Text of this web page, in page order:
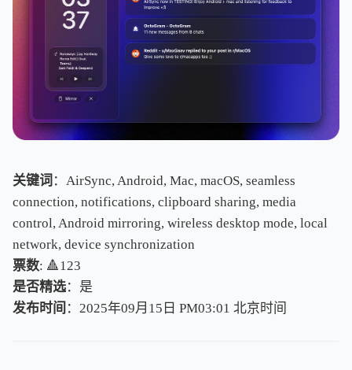
关键词 ：AirSync, Android, Mac, macOS, seamless
connection, notifications, clipboard sharing, media
control, Android mirroring, wireless desktop mode, local
network, device synchronization
票数: 🔺123
是否精选：是
发布时间 ：2025年09月15日 PM03:01 北京时间
北京时间